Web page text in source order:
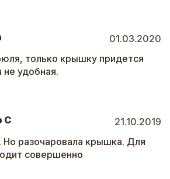
01.03.2020
только крышку придется
не удобная.
С
21.10.2019
Но разочаровала крышка. Для
совершенно